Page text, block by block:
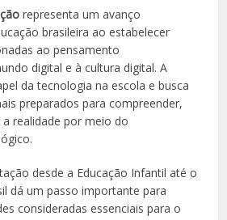
representa um avanço
brasileira ao estabelecer
ao pensamento
digital e à cultura digital. A
da tecnologia na escola e busca
preparados para compreender,
realidade por meio do
desde a Educação Infantil até o
dá um passo importante para
consideradas essenciais para o